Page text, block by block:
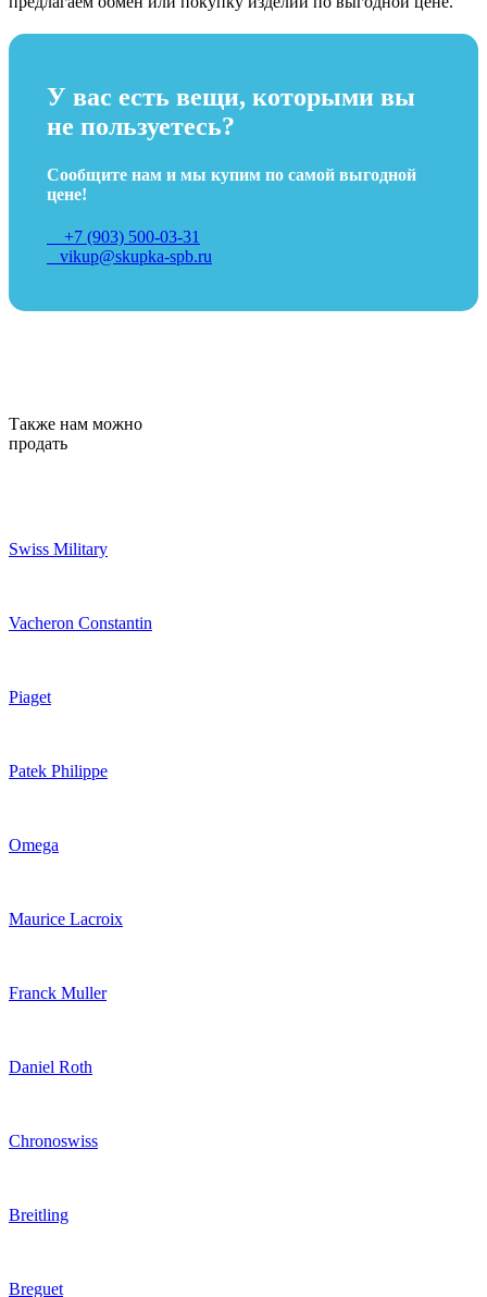
У вас есть вещи, которыми вы
не пользуетесь?
Сообщите нам и мы купим по самой выгодной
цене!
+7 (903) 500-03-31
vikup@skupka-spb.ru
Также нам можно
продать
Swiss Military
Vacheron Constantin
Piaget
Patek Philippe
Omega
Maurice Lacroix
Franck Muller
Daniel Roth
Chronoswiss
Breitling
Breguet